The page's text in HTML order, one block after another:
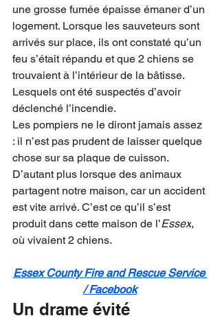
une grosse fumée épaisse émaner d’un
logement. Lorsque les sauveteurs sont
arrivés sur place, ils ont constaté qu’un
feu s’était répandu et que 2 chiens se
trouvaient à l’intérieur de la bâtisse.
Lesquels ont été suspectés d’avoir
déclenché l’incendie.
Les pompiers ne le diront jamais assez
: il n’est pas prudent de laisser quelque
chose sur sa plaque de cuisson.
D’autant plus lorsque des animaux
partagent notre maison, car un accident
est vite arrivé. C’est ce qu’il s’est
produit dans cette maison de l’Essex,
où vivaient 2 chiens.
Essex County Fire and Rescue Service
/ Facebook
Un drame évité